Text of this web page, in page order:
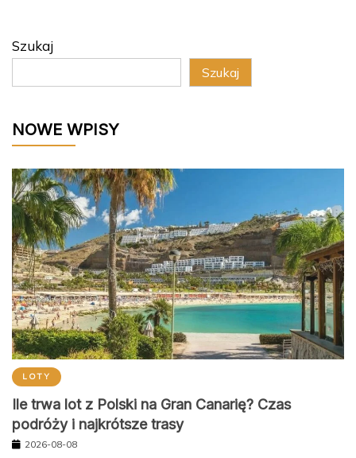
Szukaj
Szukaj
NOWE WPISY
LOTY
Ile trwa lot z Polski na Gran Canarię? Czas
podróży i najkrótsze trasy
2026-08-08